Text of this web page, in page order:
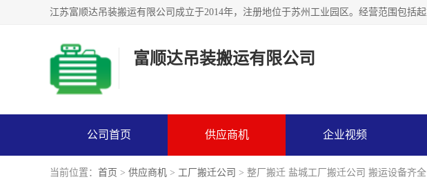
富顺达吊装搬运有限公司
公司首页 供应商机 企业视频
当前位置： 首页 > 供应商机 > 工厂搬迁公司 > 整厂搬迁 盐城工厂搬迁公司 搬运设备齐全